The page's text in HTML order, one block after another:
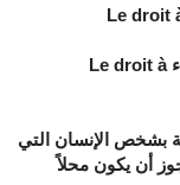
3- الحق في تنفيذ القرارات الصادرة عن القضاء Le droit à
بشخص الإنسان التي
بصورة مطلقة ([3])، ولا يجوز أن يكون محلاً